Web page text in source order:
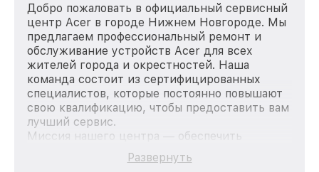
Добро пожаловать в официальный сервисный
центр Acer в городе Нижнем Новгороде. Мы
предлагаем профессиональный ремонт и
обслуживание устройств Acer для всех
жителей города и окрестностей. Наша
команда состоит из сертифицированных
специалистов, которые постоянно повышают
свою квалификацию, чтобы предоставить вам
лучший сервис.
Миссия нашего центра — обеспечить
качественный и доступный ремонт для
каждого пользователя продукции Acer, вне
Развернуть